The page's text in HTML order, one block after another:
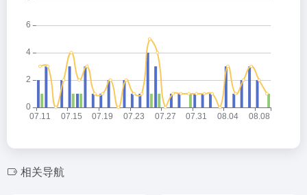
相关导航